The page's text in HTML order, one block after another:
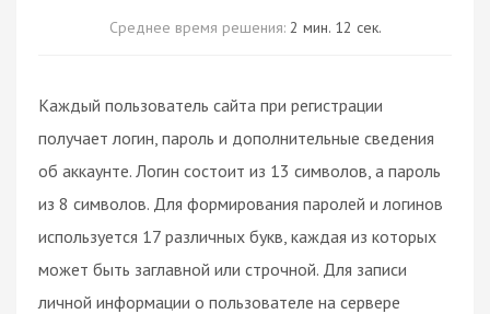
Среднее время решения: 2 мин. 12 сек.
Каждый пользователь сайта при регистрации
получает логин, пароль и дополнительные сведения
об аккаунте. Логин состоит из 13 символов, а пароль
из 8 символов. Для формирования паролей и логинов
используется 17 различных букв, каждая из которых
может быть заглавной или строчной. Для записи
личной информации о пользователе на сервере